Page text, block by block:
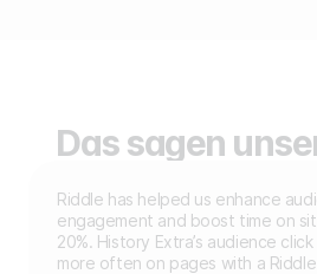
Das sagen
Riddle has helped us enhance
engagement and boost time on
20%. History Extra’s audience click
more often on pages with a